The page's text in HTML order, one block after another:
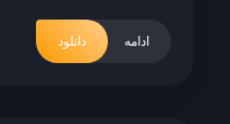
ادامه دانلود